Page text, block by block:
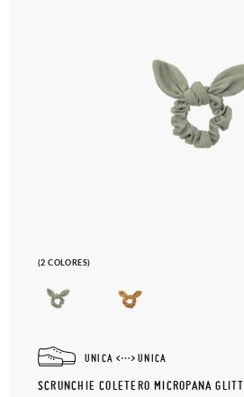
(2 COLORES)
UNICA UNICA
SCRUNCHIE COLETERO MICROPANA